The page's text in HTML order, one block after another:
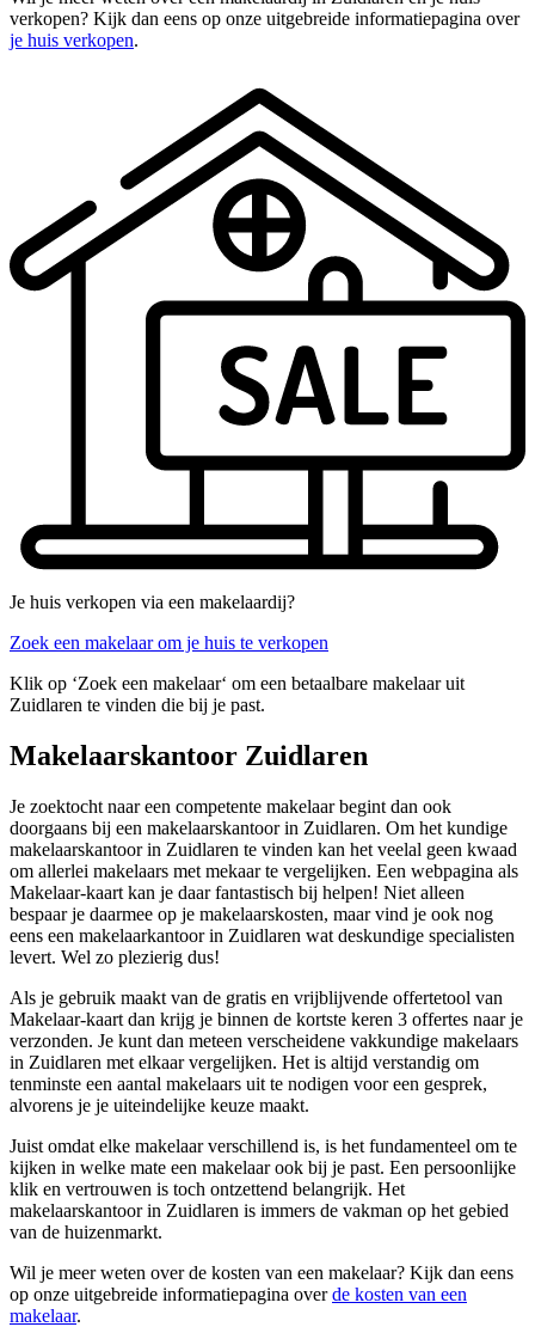
verkopen? Kijk dan eens op onze uitgebreide informatiepagina over
je huis verkopen.
Je huis verkopen via een makelaardij?
Zoek een makelaar om je huis te verkopen
Klik op ‘Zoek een makelaar‘ om een betaalbare makelaar uit
Zuidlaren te vinden die bij je past.
Makelaarskantoor Zuidlaren
Je zoektocht naar een competente makelaar begint dan ook
doorgaans bij een makelaarskantoor in Zuidlaren. Om het kundige
makelaarskantoor in Zuidlaren te vinden kan het veelal geen kwaad
om allerlei makelaars met mekaar te vergelijken. Een webpagina als
Makelaar-kaart kan je daar fantastisch bij helpen! Niet alleen
bespaar je daarmee op je makelaarskosten, maar vind je ook nog
eens een makelaarkantoor in Zuidlaren wat deskundige specialisten
levert. Wel zo plezierig dus!
Als je gebruik maakt van de gratis en vrijblijvende offertetool van
Makelaar-kaart dan krijg je binnen de kortste keren 3 offertes naar je
verzonden. Je kunt dan meteen verscheidene vakkundige makelaars
in Zuidlaren met elkaar vergelijken. Het is altijd verstandig om
tenminste een aantal makelaars uit te nodigen voor een gesprek,
alvorens je je uiteindelijke keuze maakt.
Juist omdat elke makelaar verschillend is, is het fundamenteel om te
kijken in welke mate een makelaar ook bij je past. Een persoonlijke
klik en vertrouwen is toch ontzettend belangrijk. Het
makelaarskantoor in Zuidlaren is immers de vakman op het gebied
van de huizenmarkt.
Wil je meer weten over de kosten van een makelaar? Kijk dan eens
op onze uitgebreide informatiepagina overde kosten van een
makelaar.